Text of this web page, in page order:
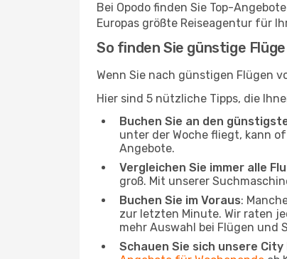
Bei Opodo finden Sie Top-
Europas größte Reiseagentur für
So finden Sie günstige Flüge
Wenn Sie nach günstigen Flügen
Hier sind 5 nützliche Tipps, die
Buchen Sie an den
unter der Woche fliegt, kann
Angebote.
Vergleichen Sie immer alle
groß. Mit unserer
Buchen Sie im Voraus:
zur letzten Minute. Wir raten
mehr Auswahl bei Flügen und
Schauen Sie sich unsere